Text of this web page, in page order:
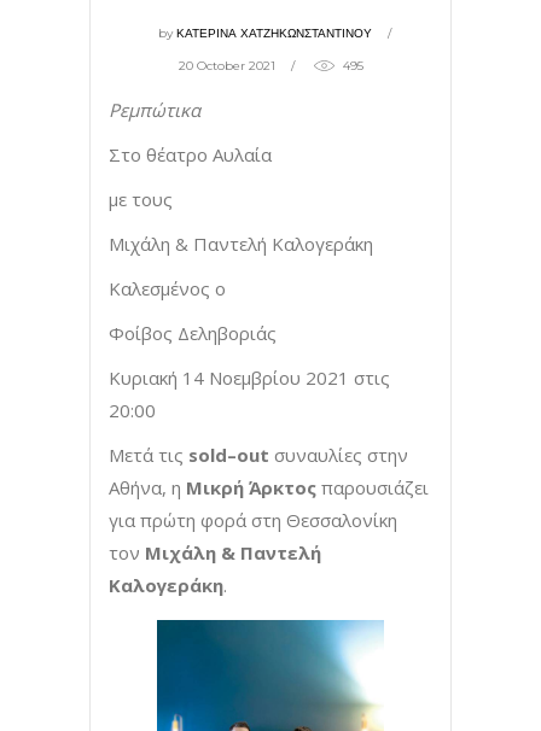
byΚΑΤΕΡΙΝΑ ΧΑΤΖΗΚΩΝΣΤΑΝΤΙΝΟΥ
20 October 2021 495
Ρεμπώτικα
Στο θέατρο Αυλαία
με τους
Μιχάλη & Παντελή Καλογεράκη
Καλεσμένος ο
Φοίβος Δεληβοριάς
Κυριακή 14 Νοεμβρίου 2021 στις
20:00
Μετά τις sold–out συναυλίες στην
Αθήνα, η Μικρή Άρκτος παρουσιάζει
για πρώτη φορά στη Θεσσαλονίκη
τον Μιχάλη & Παντελή
Καλογεράκη.